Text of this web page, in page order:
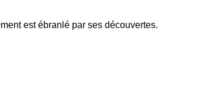
est ébranlé par ses découvertes.